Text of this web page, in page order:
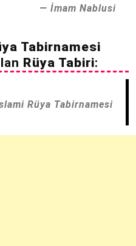
İmam Nablusi
Tabirnamesi
Rüya Tabiri:
Rüya Tabirnamesi